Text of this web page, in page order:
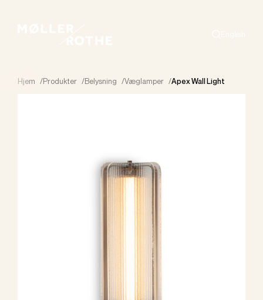
Hjem /Produkter /Belysning /Væglamper /Apex Wall Light